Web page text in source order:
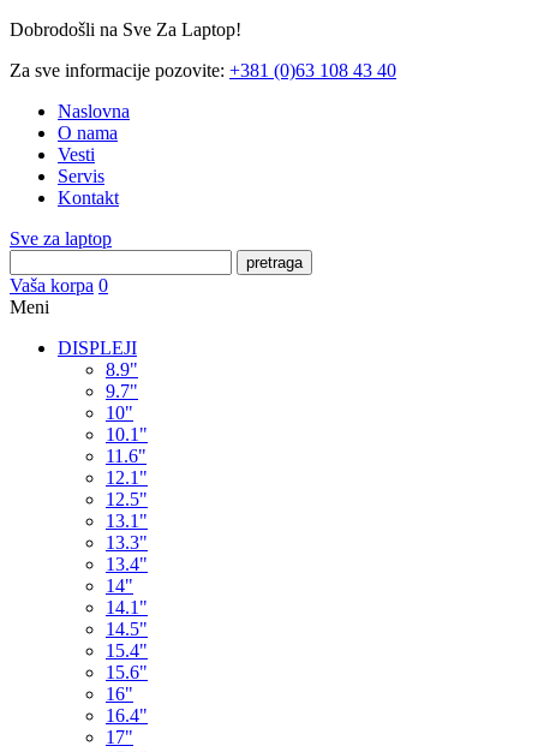
Dobrodošli na Sve Za Laptop!
Za sve informacije pozovite: +381 (0)63 108 43 40
Naslovna
O nama
Vesti
Servis
Kontakt
Sve za laptop
pretraga
Vaša korpa 0
Meni
DISPLEJI
8.9"
9.7"
10"
10.1"
11.6"
12.1"
12.5"
13.1"
13.3"
13.4"
14"
14.1"
14.5"
15.4"
15.6"
16"
16.4"
17"